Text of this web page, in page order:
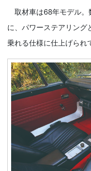
取材車は68年モデル。
に、パワーステアリング
乗れる仕様に仕上げられ